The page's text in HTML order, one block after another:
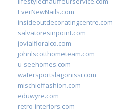
EverNewNails.com
insideoutdecoratingcentre.com
salvatoresinpoint.com
jovialfloralco.com
johnlscotthometeam.com
u-seehomes.com
watersportslagonissi.com
mischieffashion.com
eduwyre.com
retro-interiors.com